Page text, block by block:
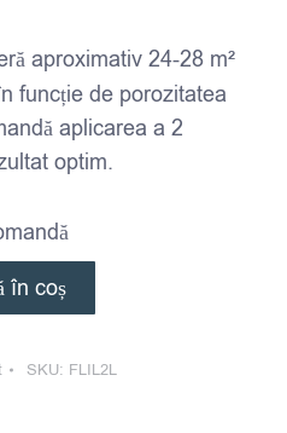
aproximativ 24-28 m²
funcție de porozitatea
aplicarea a 2
optim.
în coș
SKU: FLIL2L